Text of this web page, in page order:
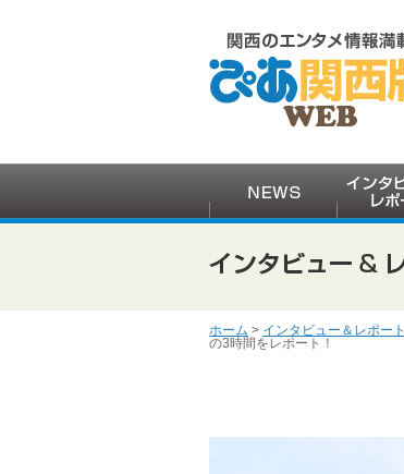
ホーム > インタビュー＆レポート
の3時間をレポート！